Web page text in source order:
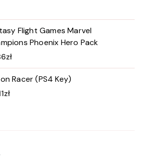
Flight Games Marvel
Phoenix Hero Pack
zł
Racer (PS4 Key)
zł